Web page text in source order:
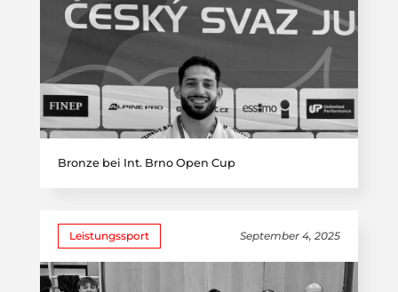
Bronze bei Int. Brno Open Cup
Leistungssport September 4, 2025